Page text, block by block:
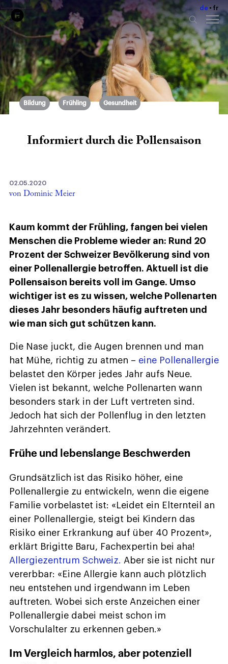
de fr
Bildung Frühling Gesundheit
Informiert durch die Pollensaison
02.05.2020
von Dominic Meier
Kaum kommt der Frühling, fangen bei vielen
Menschen die Probleme wieder an: Rund 20
Prozent der Schweizer Bevölkerung sind von
einer Pollenallergie betroffen. Aktuell ist die
Pollensaison bereits voll im Gange. Umso
wichtiger ist es zu wissen, welche Pollenarten
dieses Jahr besonders häufig auftreten und
wie man sich gut schützen kann.
Die Nase juckt, die Augen brennen und man
hat Mühe, richtig zu atmen – eine Pollenallergie
belastet den Körper jedes Jahr aufs Neue.
Vielen ist bekannt, welche Pollenarten wann
besonders stark in der Luft vertreten sind.
Jedoch hat sich der Pollenflug in den letzten
Jahrzehnten verändert.
Frühe und lebenslange Beschwerden
Grundsätzlich ist das Risiko höher, eine
Pollenallergie zu entwickeln, wenn die eigene
Familie vorbelastet ist: «Leidet ein Elternteil an
einer Pollenallergie, steigt bei Kindern das
Risiko einer Erkrankung auf über 40 Prozent»,
erklärt Brigitte Baru, Fachexpertin bei aha!
Allergiezentrum Schweiz. Aber sie ist nicht nur
vererbbar: «Eine Allergie kann auch plötzlich
neu entstehen und irgendwann im Leben
auftreten. Wobei sich erste Anzeichen einer
Pollenallergie dabei meist schon im
Vorschulalter zu erkennen geben.»
Im Vergleich harmlos, aber potenziell